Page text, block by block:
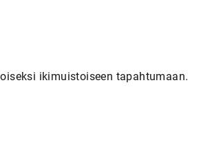
ikimuistoiseen tapahtumaan.